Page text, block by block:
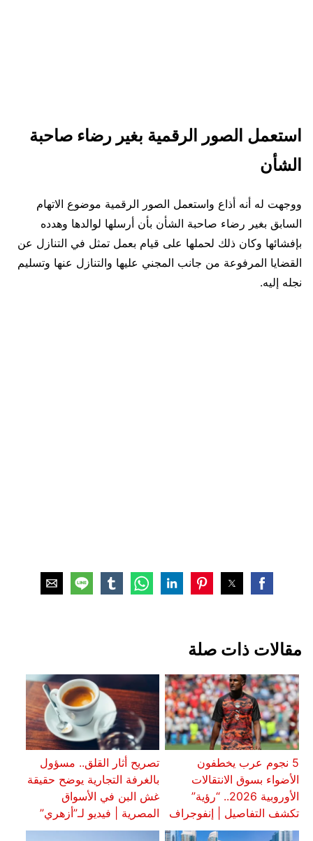
استعمل الصور الرقمية بغير رضاء صاحبة
الشأن
ووجهت له أنه أذاع واستعمل الصور الرقمية موضوع الاتهام
السابق بغير رضاء صاحبة الشأن بأن أرسلها لوالدها وهدده
بإفشائها وكان ذلك لحملها على قيام بعمل تمثل في التنازل عن
القضايا المرفوعة من جانب المجني عليها والتنازل عنها وتسليم
نجله إليه.
مقالات ذات صلة
5 نجوم عرب يخطفون
الأضواء بسوق الانتقالات
الأوروبية 2026.. “رؤية”
تكشف التفاصيل | إنفوجراف
تصريح أثار القلق.. مسؤول
بالغرفة التجارية يوضح حقيقة
غش البن في الأسواق
المصرية | فيديو لـ”أزهري”